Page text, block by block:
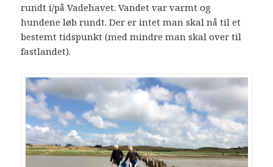
rundt i/på Vadehavet. Vandet var varmt og
hundene løb rundt. Der er intet man skal nå til et
bestemt tidspunkt (med mindre man skal over til
fastlandet).